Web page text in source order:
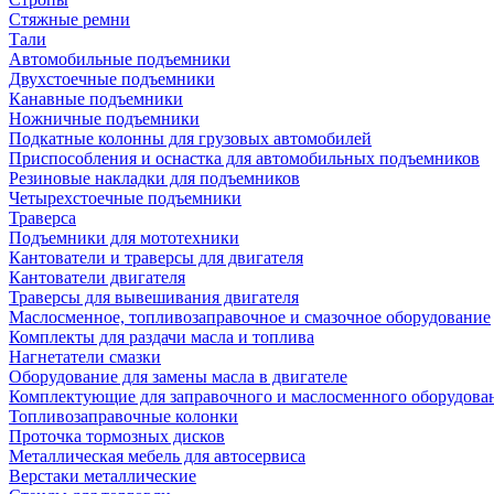
Стяжные ремни
Тали
Автомобильные подъемники
Двухстоечные подъемники
Канавные подъемники
Ножничные подъемники
Подкатные колонны для грузовых автомобилей
Приспособления и оснастка для автомобильных подъемников
Резиновые накладки для подъемников
Четырехстоечные подъемники
Траверса
Подъемники для мототехники
Кантователи и траверсы для двигателя
Кантователи двигателя
Траверсы для вывешивания двигателя
Маслосменное, топливозаправочное и смазочное оборудование
Комплекты для раздачи масла и топлива
Нагнетатели смазки
Оборудование для замены масла в двигателе
Комплектующие для заправочного и маслосменного
Топливозаправочные колонки
Проточка тормозных дисков
Металлическая мебель для автосервиса
Верстаки металлические